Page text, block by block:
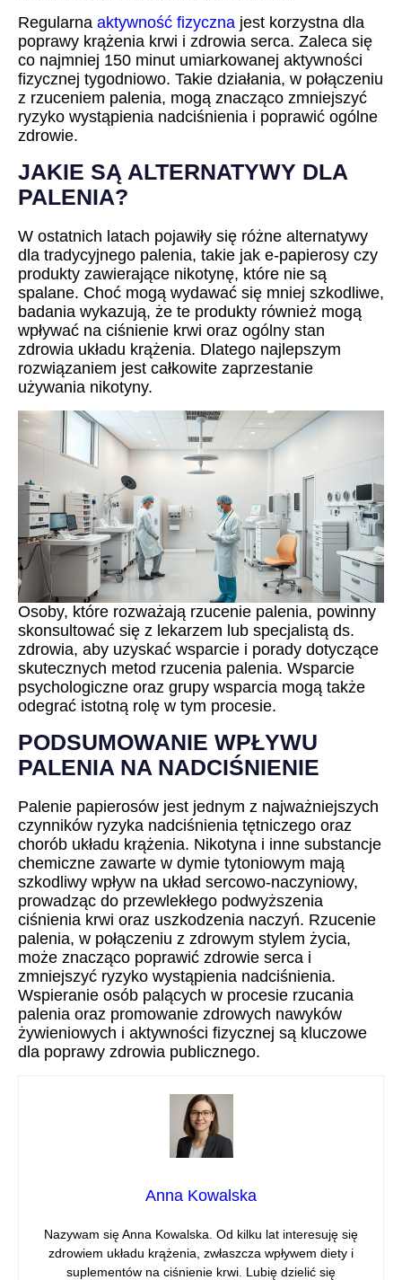
Regularna aktywność fizyczna jest korzystna dla
poprawy krążenia krwi i zdrowia serca. Zaleca się
co najmniej 150 minut umiarkowanej aktywności
fizycznej tygodniowo. Takie działania, w połączeniu
z rzuceniem palenia, mogą znacząco zmniejszyć
ryzyko wystąpienia nadciśnienia i poprawić ogólne
zdrowie.
JAKIE SĄ ALTERNATYWY DLA
PALENIA?
W ostatnich latach pojawiły się różne alternatywy
dla tradycyjnego palenia, takie jak e-papierosy czy
produkty zawierające nikotynę, które nie są
spalane. Choć mogą wydawać się mniej szkodliwe,
badania wykazują, że te produkty również mogą
wpływać na ciśnienie krwi oraz ogólny stan
zdrowia układu krążenia. Dlatego najlepszym
rozwiązaniem jest całkowite zaprzestanie
używania nikotyny.
Osoby, które rozważają rzucenie palenia, powinny
skonsultować się z lekarzem lub specjalistą ds.
zdrowia, aby uzyskać wsparcie i porady dotyczące
skutecznych metod rzucenia palenia. Wsparcie
psychologiczne oraz grupy wsparcia mogą także
odegrać istotną rolę w tym procesie.
PODSUMOWANIE WPŁYWU
PALENIA NA NADCIŚNIENIE
Palenie papierosów jest jednym z najważniejszych
czynników ryzyka nadciśnienia tętniczego oraz
chorób układu krążenia. Nikotyna i inne substancje
chemiczne zawarte w dymie tytoniowym mają
szkodliwy wpływ na układ sercowo-naczyniowy,
prowadząc do przewlekłego podwyższenia
ciśnienia krwi oraz uszkodzenia naczyń. Rzucenie
palenia, w połączeniu z zdrowym stylem życia,
może znacząco poprawić zdrowie serca i
zmniejszyć ryzyko wystąpienia nadciśnienia.
Wspieranie osób palących w procesie rzucania
palenia oraz promowanie zdrowych nawyków
żywieniowych i aktywności fizycznej są kluczowe
dla poprawy zdrowia publicznego.
Anna Kowalska
Nazywam się Anna Kowalska. Od kilku lat interesuję się
zdrowiem układu krążenia, zwłaszcza wpływem diety i
suplementów na ciśnienie krwi. Lubię dzielić się